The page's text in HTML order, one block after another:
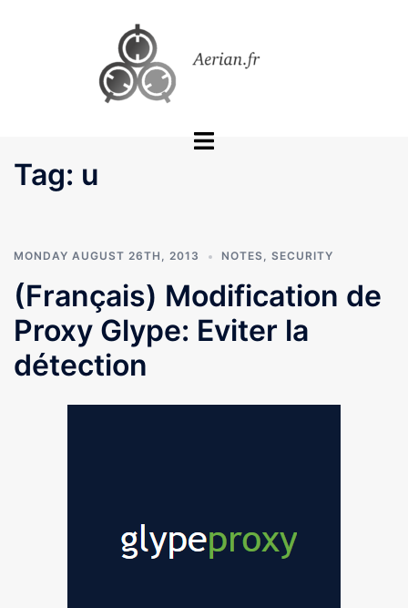
Toggle
Tag: u
MONDAY AUGUST 26TH, 2013 NOTES, SECURITY
(Français) Modification de
Proxy Glype: Eviter la
détection